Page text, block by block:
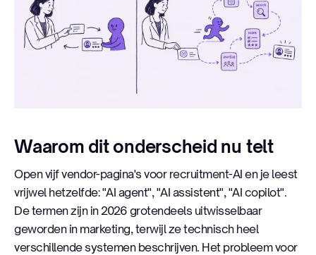
Waarom dit onderscheid nu telt
Open vijf vendor-pagina's voor recruitment-AI en je leest
vrijwel hetzelfde: "AI agent", "AI assistent", "AI copilot".
De termen zijn in 2026 grotendeels uitwisselbaar
geworden in marketing, terwijl ze technisch heel
verschillende systemen beschrijven. Het probleem voor